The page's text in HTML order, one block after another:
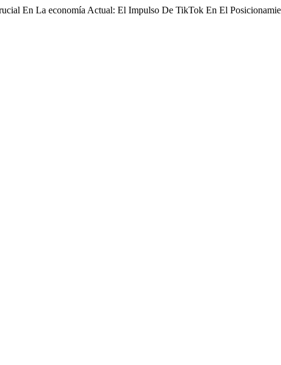
En La economía Actual: El Impulso De TikTok En El